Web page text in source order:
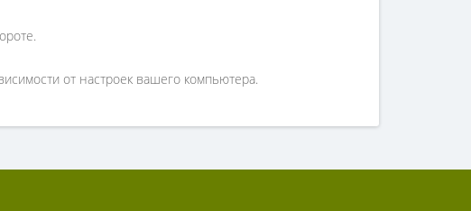
от настроек вашего компьютера.